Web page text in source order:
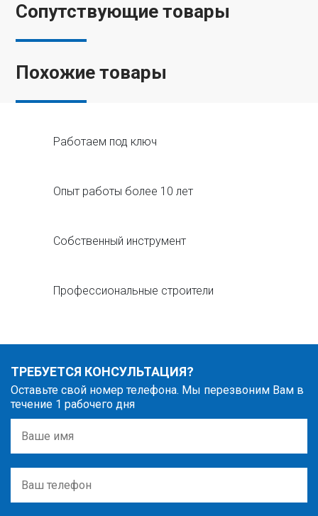
Сопутствующие товары
Похожие товары
Работаем под ключ
Опыт работы более 10 лет
Собственный инструмент
Профессиональные строители
ТРЕБУЕТСЯ КОНСУЛЬТАЦИЯ?
Оставьте свой номер телефона. Мы перезвоним Вам в
течение 1 рабочего дня